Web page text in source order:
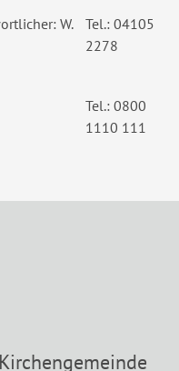
W.
Tel.: 04105
2278
Tel.: 0800
1110 111